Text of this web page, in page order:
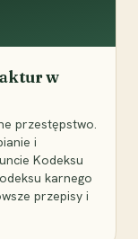
w
przestępstwo.
i
Kodeksu
karnego
przepisy i